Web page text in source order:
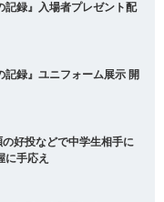
記録』入場者プレゼント配
記録』ユニフォーム展示 開
好投などで中学生相手に
に手応え